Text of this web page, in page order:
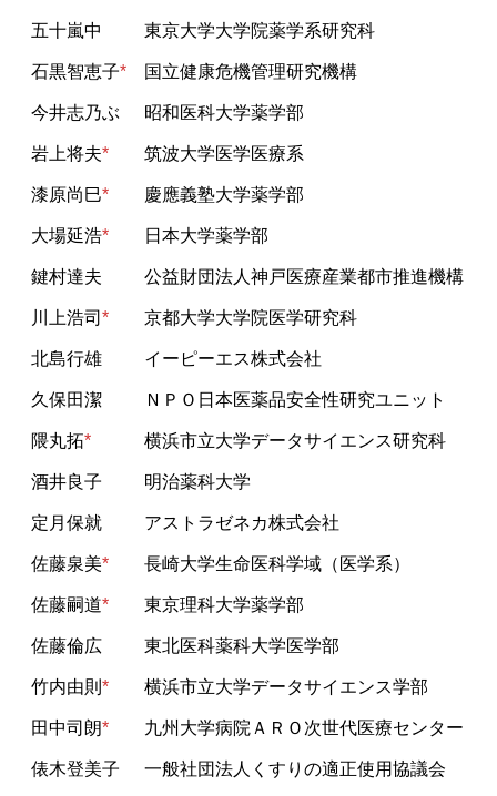
五十嵐中 東京大学大学院薬学系研究科
石黒智恵子* 国立健康危機管理研究機構
今井志乃ぶ 昭和医科大学薬学部
岩上将夫* 筑波大学医学医療系
漆原尚巳* 慶應義塾大学薬学部
大場延浩* 日本大学薬学部
鍵村達夫 公益財団法人神戸医療産業都市推進機構
川上浩司 * 京都大学大学院医学研究科
北島行雄 イーピーエス株式会社
久保田潔 ＮＰＯ日本医薬品安全性研究ユニット
隈丸拓* 横浜市⽴⼤学データサイエンス研究科
酒井良子 明治薬科大学
定月保就 アストラゼネカ株式会社
佐藤泉美* 長崎大学生命医科学域（医学系）
佐藤嗣道* 東京理科大学薬学部
佐藤倫広 東北医科薬科大学医学部
竹内由則 * 横浜市立大学データサイエンス学部
田中司朗* 九州大学病院ＡＲＯ次世代医療センター
俵木登美子 一般社団法人くすりの適正使用協議会